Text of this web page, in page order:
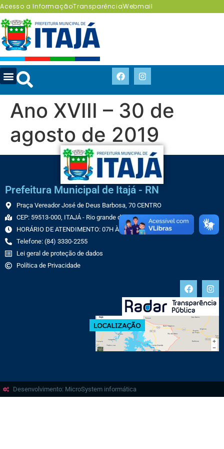
Acesso a InformaçãoTransparênciaWebmail
Ano XVIII – 30 de
agosto de 2019
Prefeitura Municipal de Itajá - RN
Praça Vereador José de Deus Barbosa, 70 CENTRO
CEP: 59513-000, ITAJÁ - Rio grande do Norte
HORÁRIO DE ATENDIMENTO: 07H ÀS 13H
Telefone: (84) 3330-2255
Lei geral de proteção de dados
Política de Privacidade
Desenvolvimento: MicroSystem informática